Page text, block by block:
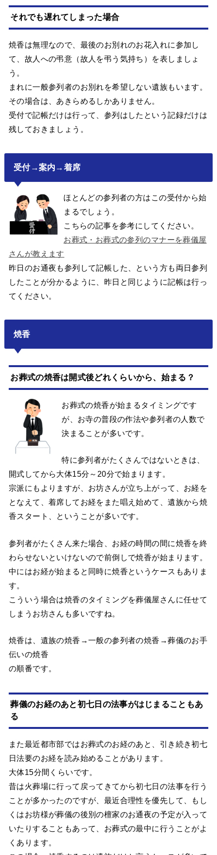
それでも遅れてしまった場合
焼香は無理なので、最後のお別れのお花入れに参加し
て、故人への弔意（故人を弔う気持ち）を表しましょ
う。
まれに一般参列者のお別れを希望しない遺族もいます。
その場合は、あきらめるしかありません。
受付で記帳だけは行って、参列はしたという記録だけは
残しておきましょう。
受付→案内→着席
ほとんどの参列者の方はこの受付から始
まるでしょう。
こちらの記事を参考にしてください。
お葬式・お葬式の参列のマナーを葬儀屋
さんが教えます
昨日のお通夜も参列して記帳した、という方も両日参列
したことが分かるように、昨日と同じように記帳は行っ
てください。
焼香
お葬式の焼香は開式後どれくらいから、始まる？
お葬式の焼香が始まるタイミングです
が、お寺の普段の作法や参列者の人数で
決まることが多いです。
特に参列者がたくさんではないときは、
開式してから大体15分～20分で始まります。
宗派にもよりますが、お坊さんが立ち上がって、お経を
となえて、着席してお経をまた唱え始めて、遺族から焼
香スタート、ということが多いです。
参列者がたくさん来た場合、お経の時間の間に焼香を終
わらせないといけないので前倒しで焼香が始まります。
中にはお経が始まると同時に焼香というケースもありま
す。
こういう場合は焼香のタイミングを葬儀屋さんに任せて
しまうお坊さんも多いですね。
焼香は、遺族の焼香→一般の参列者の焼香→葬儀のお手
伝いの焼香
の順番です。
葬儀のお経のあと初七日の法事がはじまることもあ
る
また最近都市部ではお葬式のお経のあと、引き続き初七
日法要のお経を読み始めることがあります。
大体15分間くらいです。
昔は火葬場に行って戻ってきてから初七日の法事を行う
ことが多かったのですが、最近合理性を優先して、もし
くはお坊様が葬儀の後別の檀家のお通夜の予定が入って
いたりすることもあって、お葬式の最中に行うことがよ
くあります。